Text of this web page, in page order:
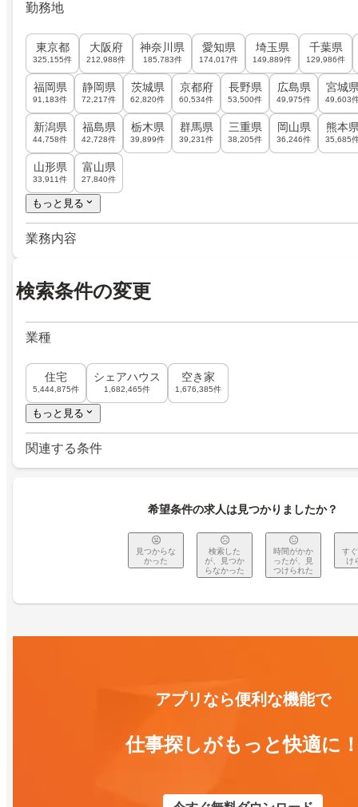
勤務地
東京都
325,155件
大阪府
212,988件
神奈川県
185,783件
愛知県
174,017件
埼玉県
149,889件
千葉県
129,986件
福岡県
91,183件
静岡県
72,217件
茨城県
62,820件
京都府
60,534件
長野県
53,500件
広島県
49,975件
宮城
49,603
新潟県
44,758件
福島県
42,728件
栃木県
39,899件
群馬県
39,231件
三重県
38,205件
岡山県
36,246件
熊本
35,685
山形県
33,911件
富山県
27,840件
もっと見る
業務内容
検索条件の変更
業種
住宅
5,444,875件
シェアハウス
1,682,465件
空き家
1,676,385件
もっと見る
関連する条件
希望条件の求人は見つかりましたか？
見つからな
かった
検索した
が、見つか
らなかった
時間がかか
ったが、見
つけられた
す
け
アプリなら便利な機能で
仕事探しがもっと快適に